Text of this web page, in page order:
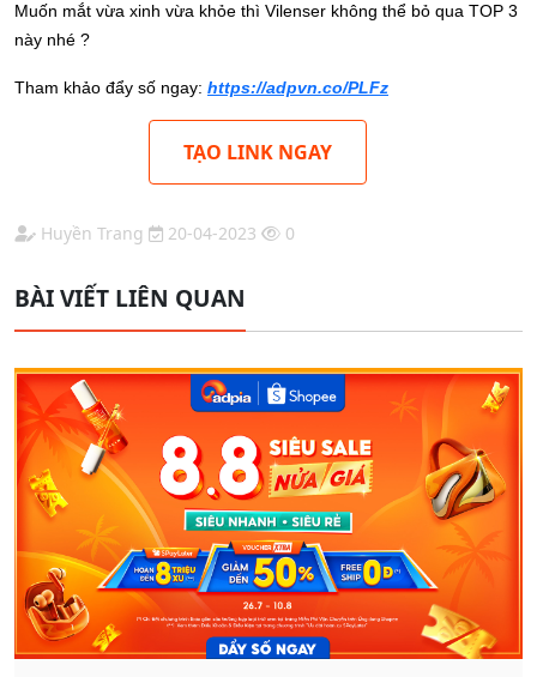
Muốn mắt vừa xinh vừa khỏe thì Vilenser không thể bỏ qua TOP 3
này nhé ?
Tham khảo đẩy số ngay: https://adpvn.co/PLFz
TẠO LINK NGAY
Huyền Trang 20-04-2023 0
BÀI VIẾT LIÊN QUAN